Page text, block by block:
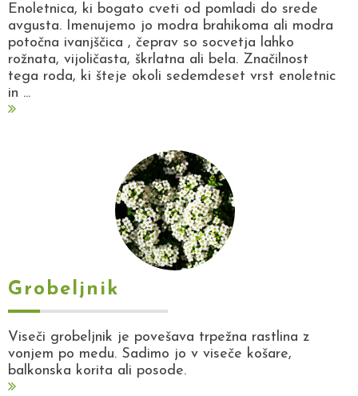
Enoletnica, ki bogato cveti od pomladi do srede
avgusta. Imenujemo jo modra brahikoma ali modra
potočna ivanjščica , čeprav so socvetja lahko
rožnata, vijoličasta, škrlatna ali bela. Značilnost
tega roda, ki šteje okoli sedemdeset vrst enoletnic
in ...
Grobeljnik
Viseči grobeljnik je povešava trpežna rastlina z
vonjem po medu. Sadimo jo v viseče košare,
balkonska korita ali posode.